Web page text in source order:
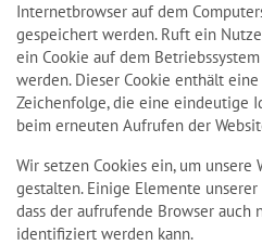
Internetbrowser auf dem
gespeichert werden. Ruft ein
ein Cookie auf dem
werden. Dieser Cookie enthält
Zeichenfolge, die eine eindeutige
beim erneuten Aufrufen der
Wir setzen Cookies ein, um
gestalten. Einige Elemente
dass der aufrufende Browser auch
identifiziert werden kann.